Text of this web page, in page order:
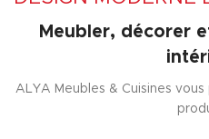
Meubler, décorer
ALYA Meubles & Cuisines